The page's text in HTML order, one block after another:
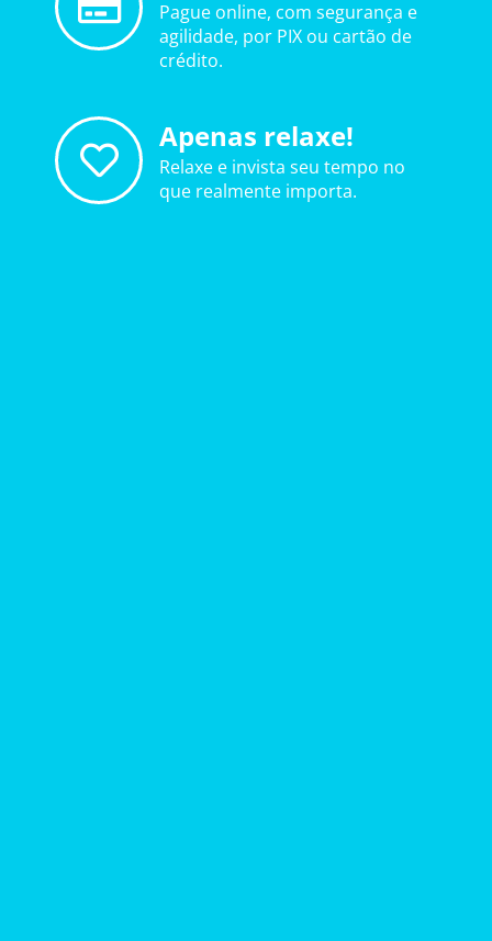
Pague online, com segurança e
agilidade, por PIX ou cartão de
crédito.
Apenas relaxe!
Relaxe e invista seu tempo no
que realmente importa.